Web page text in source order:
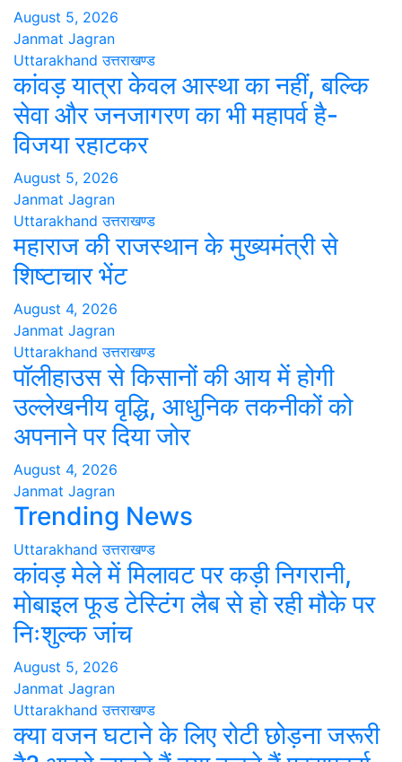
August 5, 2026
Janmat Jagran
Uttarakhand उत्तराखण्ड
कांवड़ यात्रा केवल आस्था का नहीं, बल्कि
सेवा और जनजागरण का भी महापर्व है-
विजया रहाटकर
August 5, 2026
Janmat Jagran
Uttarakhand उत्तराखण्ड
महाराज की राजस्थान के मुख्यमंत्री से
शिष्टाचार भेंट
August 4, 2026
Janmat Jagran
Uttarakhand उत्तराखण्ड
पॉलीहाउस से किसानों की आय में होगी
उल्लेखनीय वृद्धि, आधुनिक तकनीकों को
अपनाने पर दिया जोर
August 4, 2026
Janmat Jagran
Trending News
Uttarakhand उत्तराखण्ड
कांवड़ मेले में मिलावट पर कड़ी निगरानी,
मोबाइल फूड टेस्टिंग लैब से हो रही मौके पर
निःशुल्क जांच
August 5, 2026
Janmat Jagran
Uttarakhand उत्तराखण्ड
क्या वजन घटाने के लिए रोटी छोड़ना जरूरी